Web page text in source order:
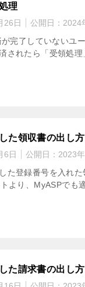
理
26日 公開日： 2024
完了していないユ
されたら「受領処
た領収書の出し
6日 公開日： 2023
た登録番号を入れ
より、MyASPで
た請求書の出し